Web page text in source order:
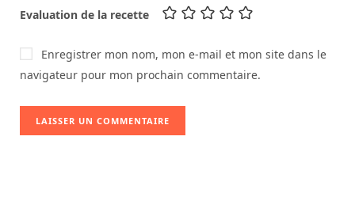
Evaluation de la recette
Enregistrer mon nom, mon e-mail et mon site dans le
navigateur pour mon prochain commentaire.